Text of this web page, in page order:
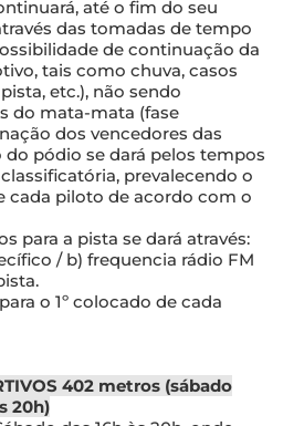
até o fim do seu
das tomadas de tempo
de continuação da
tais como chuva, casos
etc.), não sendo
do mata-mata (fase
dos vencedores das
pódio se dará pelos tempos
prevalecendo o
cada piloto de acordo com o
para a pista se dará através:
/ b) frequencia rádio FM
o 1º colocado de cada
402 metros (sábado
20h)